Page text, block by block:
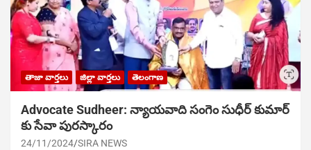
తాజా వార్తలు జిల్లా వార్తలు తెలంగాణ
Advocate Sudheer: న్యాయవాది సంగెం సుధీర్ కుమార్
కు సేవా పురస్కారం
24/11/2024 SIRA NEWS